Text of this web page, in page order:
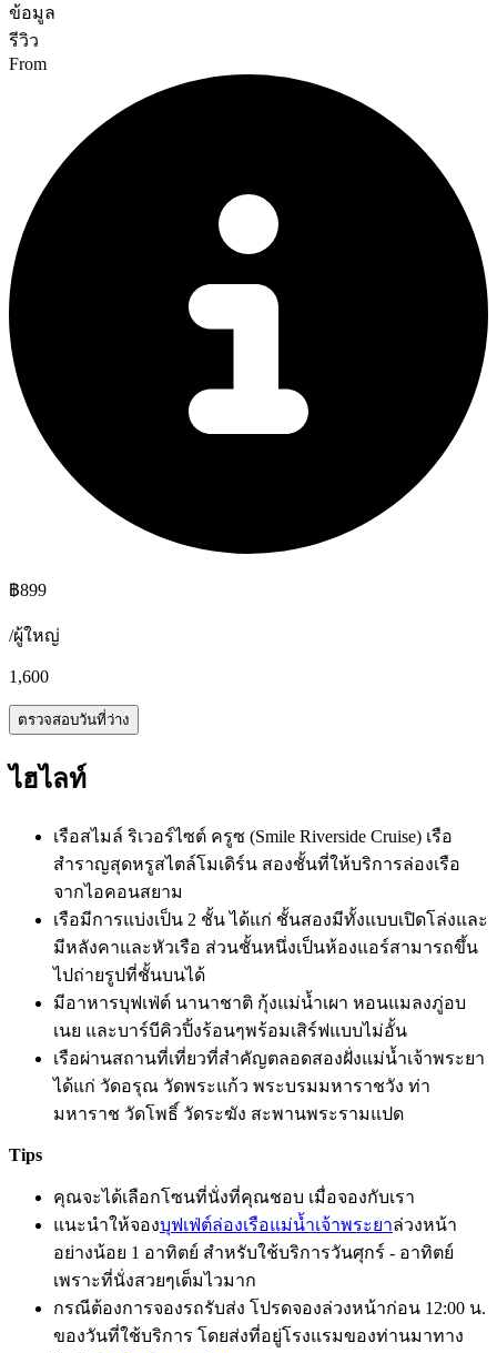
ข้อมูล
รีวิว
From
฿899
/ผู้ใหญ่
1,600
ตรวจสอบวันที่ว่าง
ไฮไลท์
เรือสไมล์ ริเวอร์ไซต์ ครูซ (Smile Riverside Cruise) เรือ
สำราญสุดหรูสไตล์โมเดิร์น สองชั้นที่ให้บริการล่องเรือ
จากไอคอนสยาม
เรือมีการแบ่งเป็น 2 ชั้น ได้แก่ ชั้นสองมีทั้งแบบเปิดโล่งและ
มีหลังคาและหัวเรือ ส่วนชั้นหนึ่งเป็นห้องแอร์สามารถขึ้น
ไปถ่ายรูปที่ชั้นบนได้
มีอาหารบุฟเฟ่ต์ นานาชาติ กุ้งแม่น้ำเผา หอนแมลงภู่อบ
เนย และบาร์บีคิวปิ้งร้อนๆพร้อมเสิร์ฟแบบไม่อั้น
เรือผ่านสถานที่เที่ยวที่สำคัญตลอดสองฝั่งแม่น้ำเจ้าพระยา
ได้แก่ วัดอรุณ วัดพระแก้ว พระบรมมหาราชวัง ท่า
มหาราช วัดโพธิ์ วัดระฆัง สะพานพระรามแปด
Tips
คุณจะได้เลือกโซนที่นั่งที่คุณชอบ เมื่อจองกับเรา
แนะนำให้จองบุฟเฟ่ต์ล่องเรือแม่น้ำเจ้าพระยาล่วงหน้า
อย่างน้อย 1 อาทิตย์ สำหรับใช้บริการวันศุกร์ - อาทิตย์
เพราะที่นั่งสวยๆเต็มไวมาก
กรณีต้องการจองรถรับส่ง โปรดจองล่วงหน้าก่อน 12:00 น.
ของวันที่ใช้บริการ โดยส่งที่อยู่โรงแรมของท่านมาทาง